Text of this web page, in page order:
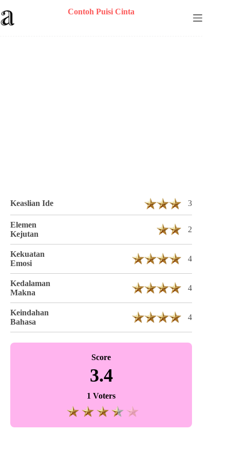
to
content
Contoh Puisi Cinta
Keaslian Ide 3
Elemen
Kejutan
2
Kekuatan
Emosi
4
Kedalaman
Makna
4
Keindahan
Bahasa
4
Score
3.4
1 Voters